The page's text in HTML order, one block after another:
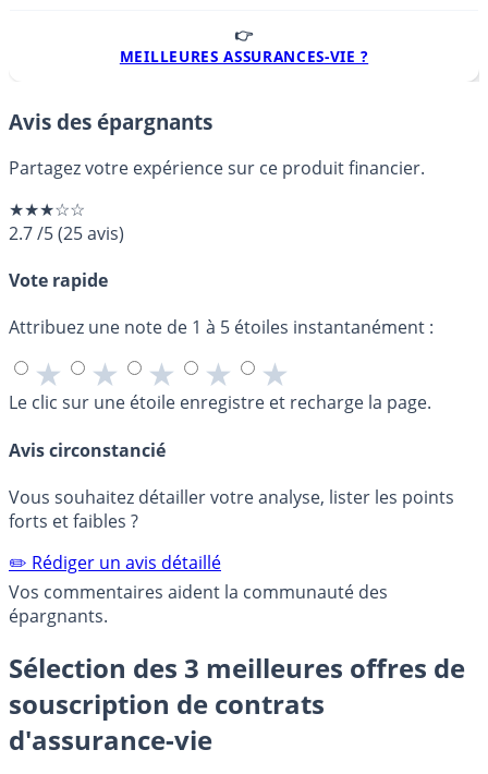
👉
MEILLEURES ASSURANCES-VIE ?
Avis des épargnants
Partagez votre expérience sur ce produit financier.
★★★☆☆
2.7/5(25avis)
Vote rapide
Attribuez une note de 1 à 5 étoiles instantanément :
★ ★ ★ ★ ★
Le clic sur une étoile enregistre et recharge la page.
Avis circonstancié
Vous souhaitez détailler votre analyse, lister les points
forts et faibles ?
✏️ Rédiger un avis détaillé
Vos commentaires aident la communauté des
épargnants.
Sélection des 3 meilleures offres de
souscription de contrats
d'assurance-vie